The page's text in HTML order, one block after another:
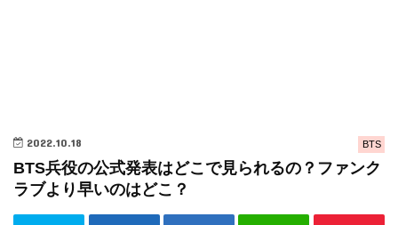
BTS
2022.10.18
BTS兵役の公式発表はどこで見られるの？ファンク
ラブより早いのはどこ？